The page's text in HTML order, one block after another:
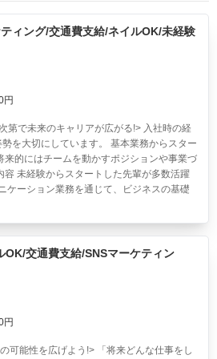
ィング/交通費支給/ネイルOK/未経験
円
第で未来のキャリアが広がる!> 入社時の経
を大切にしています。 基本業務からスター
来的にはチームを動かすポジションや事業づ
容 未経験からスタートした先輩が多数活躍
ケーション業務を通じて、ビジネスの基礎
交通費支給/SNSマーケティン
円
可能性を広げよう!> 「将来どんな仕事をし